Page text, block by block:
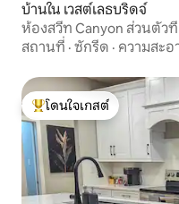
บ้านใน เวสต์เลธบริดจ์
ห้องสวีท Canyon ส่วนตัว
บ้าน
สถานที่ · ซักรีด · ความสะอ
โดนใจเกสต์ที่สุด
โดนใจเกสต์